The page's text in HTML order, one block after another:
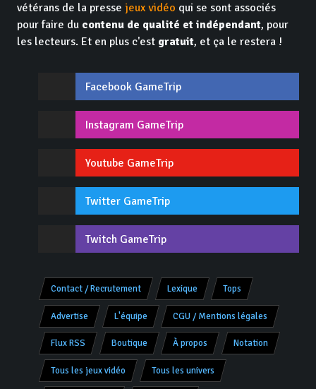
vétérans de la presse jeux vidéo qui se sont associés
pour faire du contenu de qualité et indépendant, pour
les lecteurs. Et en plus c'est gratuit, et ça le restera !
Facebook GameTrip
Instagram GameTrip
Youtube GameTrip
Twitter GameTrip
Twitch GameTrip
Contact / Recrutement Lexique Tops
Advertise L'équipe CGU / Mentions légales
Flux RSS Boutique À propos Notation
Tous les jeux vidéo Tous les univers